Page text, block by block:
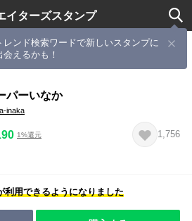
イターズスタンプ
レンド検索ワードで新しいスタンプに
会えるかも！
ーで作成されたスタンプ
パーいなか
inaka
1%還元 1,756
利用できるようになりました